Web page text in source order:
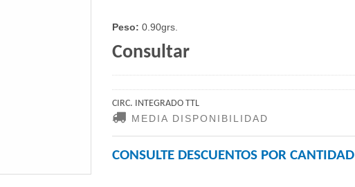
Peso: 0.90grs.
Consultar
CIRC. INTEGRADO TTL
MEDIA DISPONIBILIDAD
CONSULTE DESCUENTOS POR CANTIDAD